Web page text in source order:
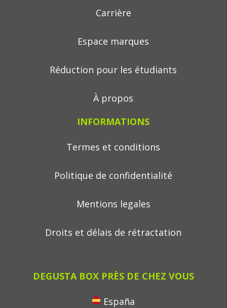
Carrière
Espace marques
Réduction pour les étudiants
À propos
INFORMATIONS
Termes et conditions
Politique de confidentialité
Mentions legales
Droits et délais de rétractation
DEGUSTA BOX PRÈS DE CHEZ VOUS
España